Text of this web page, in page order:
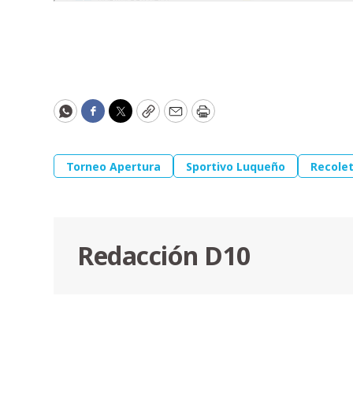
WhatsApp
Facebook
Twitter
CopyEmailPrint
Torneo Apertura Sportivo Luqueño
Redacción D10